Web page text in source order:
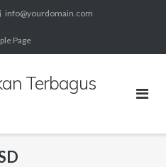
info@yourdomain.com
Page
Terbagus